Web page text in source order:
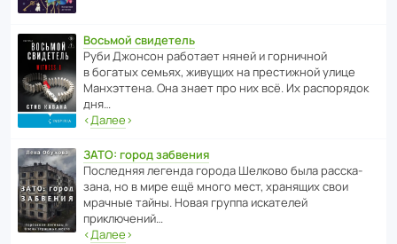
Восьмой свидетель
Руби Джонсон рабо­тает няней и горни­чной
в богатых семьях, живущих на прес­ти­жной улице
Манх­эт­тена. Она знает про них всё. Их распо­рядок
дня…
‹Далее›
ЗАТО: город забвения
После­дняя легенда города Шелково была расска­
зана, но в мире ещё много мест, хранящих свои
мрачные тайны. Новая группа иска­телей
приключений…
‹Далее›